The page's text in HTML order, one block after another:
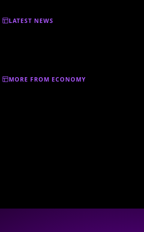
LATEST NEWS
MORE FROM ECONOMY